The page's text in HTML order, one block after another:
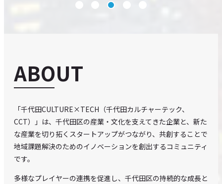
ABOUT
「千代田CULTURE×TECH（千代田カルチャーテック、
CCT）」は、千代田区の産業・文化を支えてきた企業と、新た
な産業を切り拓くスタートアップがつながり、共創することで
地域課題解決のためのイノベーションを創出するコミュニティ
です。
多様なプレイヤーの連携を促進し、千代田区の持続的な成長と